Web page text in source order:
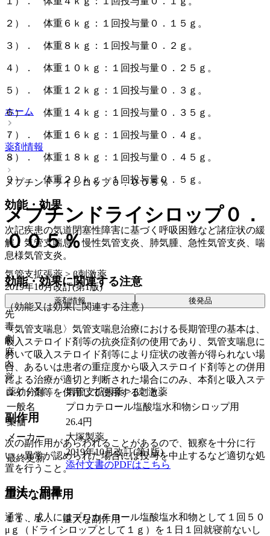
２）． 体重６ｋｇ：１回投与量０．１５ｇ。
３）． 体重８ｋｇ：１回投与量０．２ｇ。
４）． 体重１０ｋｇ：１回投与量０．２５ｇ。
５）． 体重１２ｋｇ：１回投与量０．３ｇ。
６）． 体重１４ｋｇ：１回投与量０．３５ｇ。
７）． 体重１６ｋｇ：１回投与量０．４ｇ。
８）． 体重１８ｋｇ：１回投与量０．４５ｇ。
９）． 体重２０ｋｇ：１回投与量０．５ｇ。
効能・効果
次記疾患の気道閉塞性障害に基づく呼吸困難など諸症状の緩
解：気管支喘息、慢性気管支炎、肺気腫、急性気管支炎、喘
息様気管支炎。
効能・効果に関連する注意
（効能又は効果に関連する注意）
〈気管支喘息〉気管支喘息治療における長期管理の基本は、
吸入ステロイド剤等の抗炎症剤の使用であり、気管支喘息に
おいて吸入ステロイド剤等により症状の改善が得られない場
合、あるいは患者の重症度から吸入ステロイド剤等との併用
による治療が適切と判断された場合にのみ、本剤と吸入ステ
ロイド剤等を併用して使用すること。
副作用
次の副作用があらわれることがあるので、観察を十分に行
い、異常が認められた場合には投与を中止するなど適切な処
置を行うこと。
重大な副作用
１１．１． 重大な副作用
ホーム
薬剤情報
メプチンドライシロップ０．００５％
メプチンドライシロップ０．
００５％
気管支拡張薬 > β刺激薬
2019年10月改訂(第1版)
薬剤情報 後発品
先
毒
劇
麻
向
覚
薬効分類
気管支拡張薬 > β刺激薬
一般名
プロカテロール塩酸塩水和物シロップ用
薬価
26.4円
メーカー
大塚製薬
最終更新
2019年10月改訂(第1版)
添付文書のPDFはこちら
用法・用量
通常、成人にはプロカテロール塩酸塩水和物として１回５０
μｇ（ドライシロップとして１ｇ）を１日１回就寝前ないし